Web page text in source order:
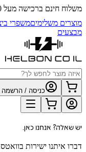
משלוח חינם ברכישה מעל ₪300
מוצרים משלימיםמשפרי
מבצעים
כניסה / הרשמה
יש שאלה? אנחנו כאן.
דברו איתנו ישירות